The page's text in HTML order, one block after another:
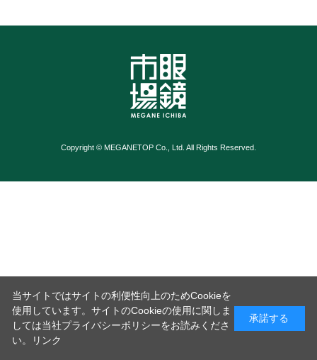
Copyright © MEGANETOP Co., Ltd. All Rights Reserved.
当サイトではサイトの利便性向上のためCookieを
使用しています。サイトのCookieの使用に関しま
しては当社プライバシーポリシーをお読みくださ
い。
リンク
承諾する